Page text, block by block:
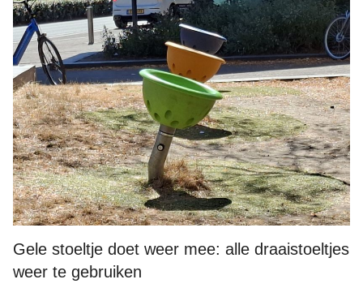
Gele stoeltje doet weer mee: alle draaistoeltjes
weer te gebruiken